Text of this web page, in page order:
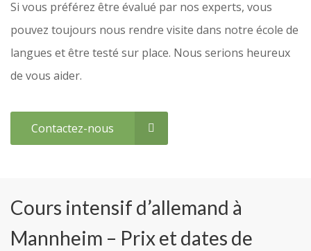
Si vous préférez être évalué par nos experts, vous
pouvez toujours nous rendre visite dans notre école de
langues et être testé sur place. Nous serions heureux
de vous aider.
Contactez-nous
Cours intensif d’allemand à
Mannheim – Prix et dates de